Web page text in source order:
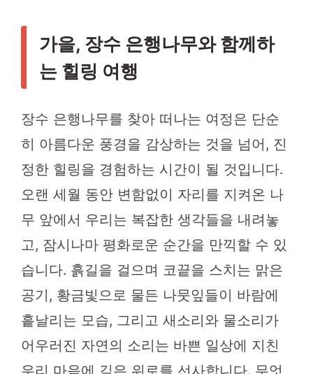
가을, 장수 은행나무와 함께하
는 힐링 여행
장수 은행나무를 찾아 떠나는 여정은 단순
히 아름다운 풍경을 감상하는 것을 넘어, 진
정한 힐링을 경험하는 시간이 될 것입니다.
오랜 세월 동안 변함없이 자리를 지켜온 나
무 앞에서 우리는 복잡한 생각들을 내려놓
고, 잠시나마 평화로운 순간을 만끽할 수 있
습니다. 흙길을 걸으며 코끝을 스치는 맑은
공기, 황금빛으로 물든 나뭇잎들이 바람에
흩날리는 모습, 그리고 새소리와 물소리가
어우러진 자연의 소리는 바쁜 일상에 지친